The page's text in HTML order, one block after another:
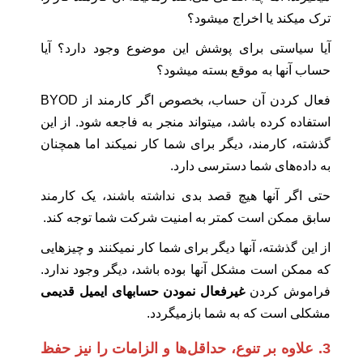
ترک میکند یا اخراج میشود؟
آیا سیاستی برای پوشش این موضوع وجود دارد؟ آیا
حساب آنها به موقع بسته میشود؟
فعال کردن آن حساب، بخصوص اگر کارمند از BYOD
استفاده کرده باشد، میتواند منجر به فاجعه شود. از این
گذشته، کارمند، دیگر برای شما کار نمیکند اما همچنان
به داده‌های شما دسترسی دارد.
حتی اگر آنها هیچ قصد بدی نداشته باشند، یک کارمند
سابق ممکن است کمتر به امنیت شرکت شما توجه کند.
از این گذشته، آنها دیگر برای شما کار نمیکنند و چیزهایی
که ممکن است مشکل آنها بوده باشد، دیگر وجود ندارد.
فراموش کردنغیرفعال نمودن حسابهای ایمیل قدیمی
مشکلی است که به شما بازمیگردد.
3. علاوه بر تنوع، حداقل‌ها و الزامات را نیز حفظ